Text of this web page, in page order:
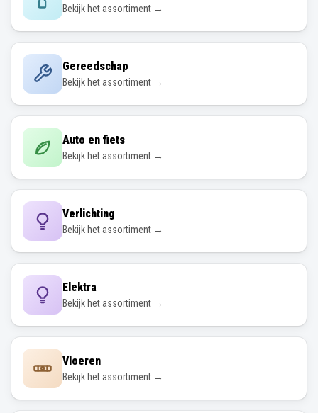
Bekijk het assortiment →
Gereedschap
Bekijk het assortiment →
Auto en fiets
Bekijk het assortiment →
Verlichting
Bekijk het assortiment →
Elektra
Bekijk het assortiment →
Vloeren
Bekijk het assortiment →